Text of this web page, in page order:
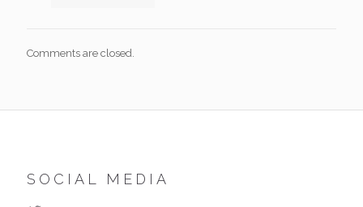
Comments are closed.
SOCIAL MEDIA